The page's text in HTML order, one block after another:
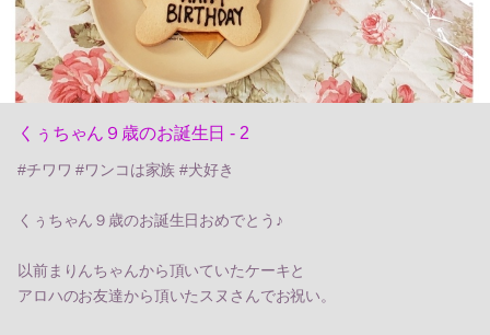
くぅちゃん９歳のお誕生日 - 2
#チワワ #ワンコは家族 #犬好き
くぅちゃん９歳のお誕生日おめでとう♪
以前まりんちゃんから頂いていたケーキと
アロハのお友達から頂いたスヌさんでお祝い。